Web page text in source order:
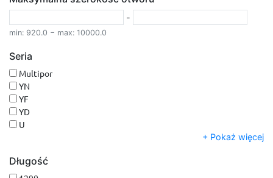
-
min: 920.0 − max: 10000.0
Seria
Multipor
YN
YF
YD
U
Pokaż więcej
Długość